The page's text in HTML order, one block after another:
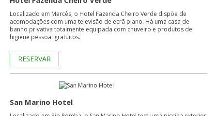
Localizado em Mercês, o Hotel Fazenda Cheiro Verde dispõe de
acomodações com uma televisão de ecrã plano. Há uma casa de
banho privativa totalmente equipada com chuveiro e produtos de
higiene pessoal gratuitos.
RESERVAR
San Marino Hotel